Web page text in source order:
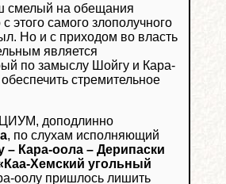
смелый на обещания
этого самого злополучного
Но и с приходом во власть
является
по замыслу Шойгу и Кара-
стремительное
доподлинно
, по слухам исполняющий
– Кара-оола – Дерипаски
Хемский угольный
оолу пришлось лишить